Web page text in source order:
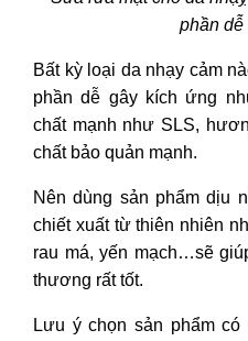
phần dễ
Bất kỳ loại da nhạy cảm
phần dễ gây kích ứng
chất mạnh như SLS,
chất bảo quản mạnh.
Nên dùng sản phẩm dịu
chiết xuất từ thiên nhiên
rau má, yến mạch…sẽ
thương rất tốt.
Lưu ý chọn sản phẩm